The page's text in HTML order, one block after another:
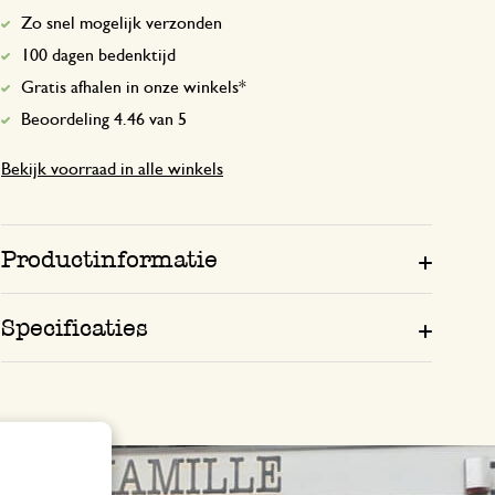
Zo snel mogelijk verzonden
100 dagen bedenktijd
Gratis afhalen in onze winkels*
Beoordeling 4.46 van 5
Bekijk voorraad in alle winkels
Productinformatie
Specificaties